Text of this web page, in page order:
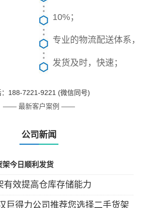
10%；
专业的物流配送体系，
发货及时，快速；
：188-7221-9221 (微信同号)
—— 最新客户案例 ——
公司新闻
今日顺利发货
有效提高仓库存储能力
巨得力公司推荐您选择二手货架